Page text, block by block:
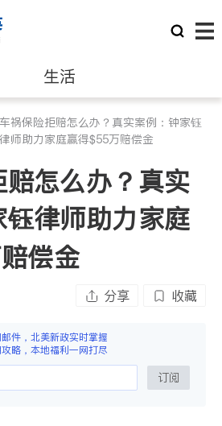
生活
律师
房地产租售
教育
非盈利组织
车祸保险拒赔怎么办？真实案例：钟家钰
律师助力家庭赢得$55万赔偿金
怎么办？真实
律师助力家庭
偿金
分享 收藏
件，北美新政实时掌握
略，本地福利一网打尽
订阅